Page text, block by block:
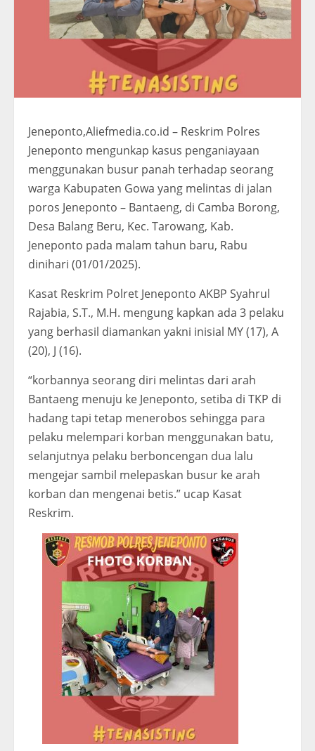
Jeneponto,Aliefmedia.co.id – Reskrim Polres
Jeneponto mengunkap kasus penganiayaan
menggunakan busur panah terhadap seorang
warga Kabupaten Gowa yang melintas di jalan
poros Jeneponto – Bantaeng, di Camba Borong,
Desa Balang Beru, Kec. Tarowang, Kab.
Jeneponto pada malam tahun baru, Rabu
dinihari (01/01/2025).
Kasat Reskrim Polret Jeneponto AKBP Syahrul
Rajabia, S.T., M.H. mengung kapkan ada 3 pelaku
yang berhasil diamankan yakni inisial MY (17), A
(20), J (16).
“korbannya seorang diri melintas dari arah
Bantaeng menuju ke Jeneponto, setiba di TKP di
hadang tapi tetap menerobos sehingga para
pelaku melempari korban menggunakan batu,
selanjutnya pelaku berboncengan dua lalu
mengejar sambil melepaskan busur ke arah
korban dan mengenai betis.” ucap Kasat
Reskrim.